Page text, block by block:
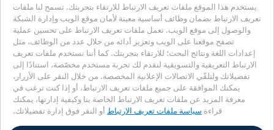
المساعدة
الأسئلة الشائعة
اتصل بنا
اختر بلدك
MENA - عربي
MENA - عربي
MENA - english
بلدان أخرى
سياسة الخصوصية
يستخدم هذا الموقع ملفات تعريف الارتباط للارتقاء بتجربتك. تسمح لنا ملفات
تعريف الارتباط بضمان وظائف أساسية معينة لأمان موقع الويب وإدارة الشبكة
والوصول إلى موقع الويب. تعمل ملفات تعريف الارتباط على تحسين عملية
تصفح موقعنا على الويب وتعزيز أدائه من خلال عدد من الوظائف، مثل
إعدادات اللغة ونتائج البحث؛ للارتقاء بتجربتك. كما أننا نستخدم ملفات تعريف
الارتباط التعريفية والتسويقية لنقدم لك تجربة مستخدم مخصّصة، استنادًا إلى
تفضيلاتك ولتلقّي الاتصالات الإعلانية المخصصة. من خلال النقر على الأزرار،
يمكنك الموافقة على جميع ملفات تعريف الارتباط، أو إذا كنت ترغب في
معرفة المزيد عن ملفات تعريف الارتباط الخاصة بنا وكيفية إدارتها، يمكنك
قراءة سياسة ملفات تعريف الارتباط أو النقر فوق إدارة تفضيلاتك.